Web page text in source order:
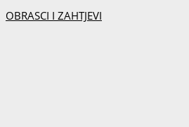
OBRASCI I ZAHTJEVI